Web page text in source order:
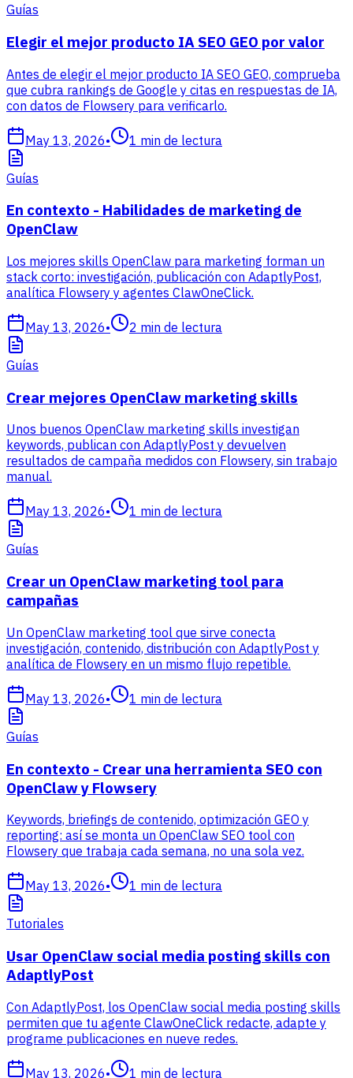
Guías
Elegir el mejor producto IA SEO GEO por valor
Antes de elegir el mejor producto IA SEO GEO, comprueba
que cubra rankings de Google y citas en respuestas de IA,
con datos de Flowsery para verificarlo.
May 13, 2026• 1 min de lectura
Guías
En contexto - Habilidades de marketing de
OpenClaw
Los mejores skills OpenClaw para marketing forman un
stack corto: investigación, publicación con AdaptlyPost,
analítica Flowsery y agentes ClawOneClick.
May 13, 2026• 2 min de lectura
Guías
Crear mejores OpenClaw marketing skills
Unos buenos OpenClaw marketing skills investigan
keywords, publican con AdaptlyPost y devuelven
resultados de campaña medidos con Flowsery, sin trabajo
manual.
May 13, 2026• 1 min de lectura
Guías
Crear un OpenClaw marketing tool para
campañas
Un OpenClaw marketing tool que sirve conecta
investigación, contenido, distribución con AdaptlyPost y
analítica de Flowsery en un mismo flujo repetible.
May 13, 2026• 1 min de lectura
Guías
En contexto - Crear una herramienta SEO con
OpenClaw y Flowsery
Keywords, briefings de contenido, optimización GEO y
reporting: así se monta un OpenClaw SEO tool con
Flowsery que trabaja cada semana, no una sola vez.
May 13, 2026• 1 min de lectura
Tutoriales
Usar OpenClaw social media posting skills con
AdaptlyPost
Con AdaptlyPost, los OpenClaw social media posting skills
permiten que tu agente ClawOneClick redacte, adapte y
programe publicaciones en nueve redes.
May 13, 2026• 1 min de lectura